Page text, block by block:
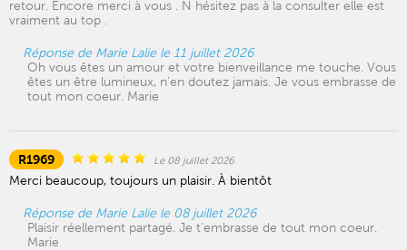
retour. Encore merci à vous . N hésitez pas à la consulter elle est
vraiment au top .
Réponse de Marie Lalie le 11 juillet 2026
Oh vous êtes un amour et votre bienveillance me touche. Vous
êtes un être lumineux, n'en doutez jamais. Je vous embrasse de
tout mon coeur. Marie
R1969 Le 08 juillet 2026
Merci beaucoup, toujours un plaisir. À bientôt
Réponse de Marie Lalie le 08 juillet 2026
Plaisir réellement partagé. Je t'embrasse de tout mon coeur.
Marie